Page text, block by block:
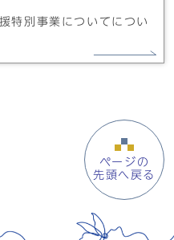
特別事業についてについ
ページの
先頭へ戻る